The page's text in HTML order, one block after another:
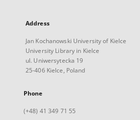
Address
Jan Kochanowski University of Kielce
University Library in Kielce
ul. Uniwersytecka 19
25-406 Kielce, Poland
Phone
(+48) 41 349 71 55